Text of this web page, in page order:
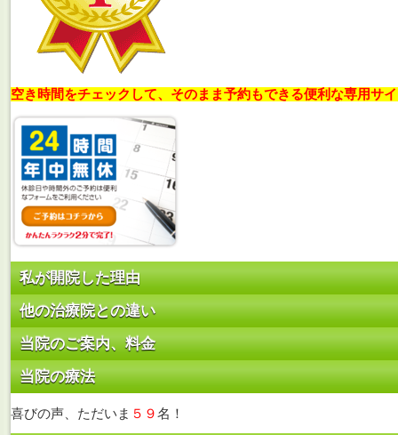
空き時間をチェックして、そのまま予約もできる便利な専用サ
私が開院した理由
他の治療院との違い
当院のご案内、料金
当院の療法
喜びの声、ただいま ５９名！